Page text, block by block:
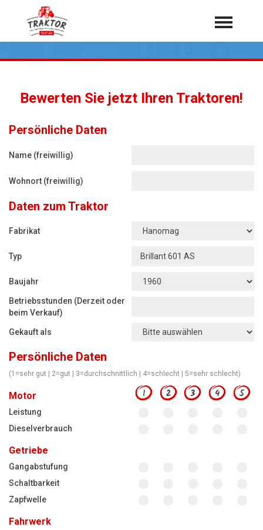
Home
Mähdrescher
Feldhäcksler
Radlader
Rasentraktoren
Jetzt Bewerten
Über 7.000 Testberichte
Bewerten Sie jetzt Ihren Traktoren!
Persönliche Daten
Name (freiwillig)
Wohnort (freiwillig)
Daten zum Traktor
Fabrikat
Typ
Baujahr
Betriebsstunden (Derzeit oder
beim Verkauf)
Gekauft als
Persönliche Daten
(1=sehr gut | 2=gut | 3=durchschnittlich | 4=schlecht | 5=sehr schlecht)
Motor 1 2 3 4 5
Leistung
Dieselverbrauch
Getriebe
Gangabstufung
Schaltbarkeit
Zapfwelle
Fahrwerk